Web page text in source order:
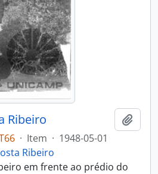
Ribeiro
· Item · 1948-05-01
Ribeiro
em frente ao prédio do